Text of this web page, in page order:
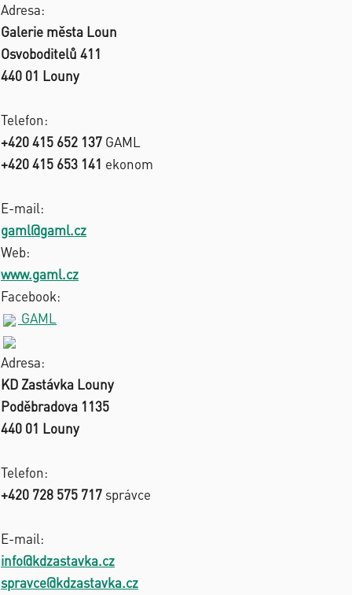
Adresa:
Galerie města Loun
Osvoboditelů 411
440 01 Louny
Telefon:
+420 415 652 137 GAML
+420 415 653 141 ekonom
E-mail:
gaml@gaml.cz
Web:
www.gaml.cz
Facebook:
GAML
Adresa:
KD Zastávka Louny
Poděbradova 1135
440 01 Louny
Telefon:
+420 728 575 717 správce
E-mail:
info@kdzastavka.cz
spravce@kdzastavka.cz